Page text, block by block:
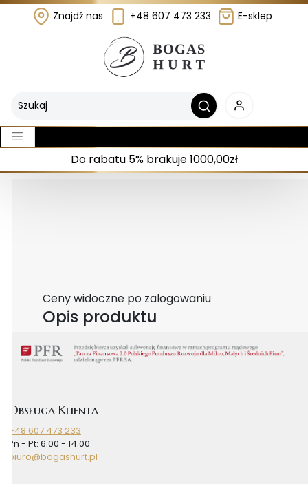
Znajdź nas +48 607 473 233 E-sklep
Do rabatu 5% brakuje 1000,00zł
Ceny widoczne po zalogowaniu
Opis produktu
Obsługa Klienta
+48 607 473 233
Pn - Pt: 6.00 - 14.00
biuro@bogashurt.pl